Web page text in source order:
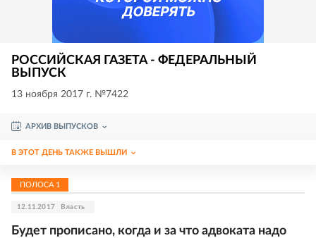
РОССИЙСКАЯ ГАЗЕТА - ФЕДЕРАЛЬНЫЙ
ВЫПУСК
13 ноября 2017 г. №7422
АРХИВ ВЫПУСКОВ
В ЭТОТ ДЕНЬ ТАКЖЕ ВЫШЛИ
ПОЛОСА 1
12.11.2017 Власть
Будет прописано, когда и за что адвоката надо